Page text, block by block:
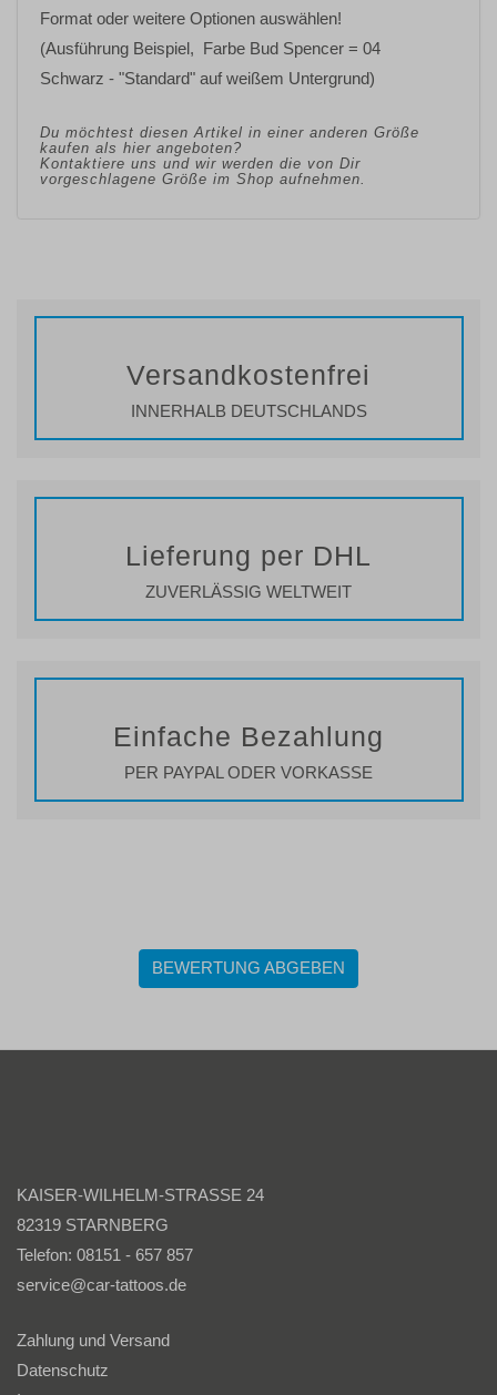
Format oder weitere Optionen auswählen!
(Ausführung Beispiel, Farbe Bud Spencer = 04
Schwarz - "Standard" auf weißem Untergrund)
Du möchtest diesen Artikel in einer anderen Größe
kaufen als hier angeboten?
Kontaktiere uns und wir werden die von Dir
vorgeschlagene Größe im Shop aufnehmen.
Versandkostenfrei
INNERHALB DEUTSCHLANDS
Lieferung per DHL
ZUVERLÄSSIG WELTWEIT
Einfache Bezahlung
PER PAYPAL ODER VORKASSE
BEWERTUNG ABGEBEN
KAISER-WILHELM-STRASSE 24
82319 STARNBERG
Telefon: 08151 - 657 857
service@car-tattoos.de
Zahlung und Versand
Datenschutz